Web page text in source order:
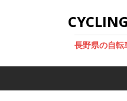
長野県の自転